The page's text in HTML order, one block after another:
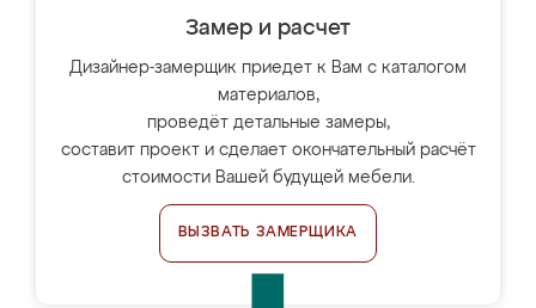
Замер и расчет
Дизайнер-замерщик приедет к Вам с каталогом
материалов,
проведёт детальные замеры,
составит проект и сделает окончательный расчёт
стоимости Вашей будущей мебели.
ВЫЗВАТЬ ЗАМЕРЩИКА